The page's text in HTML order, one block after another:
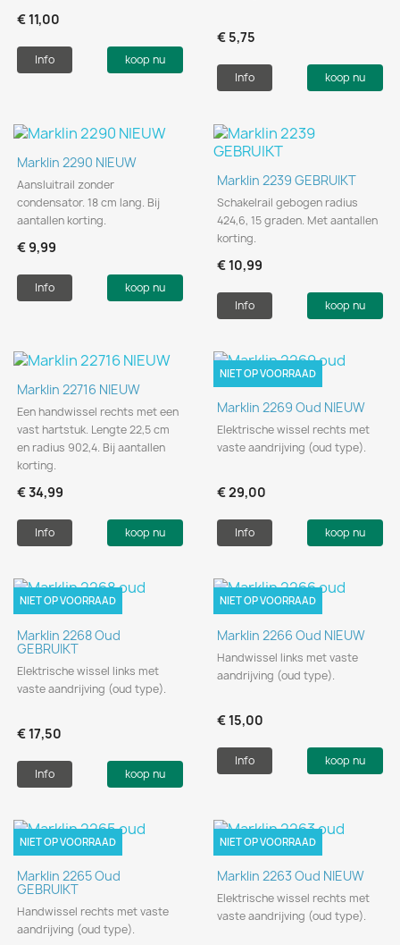
€ 11,00
Info koop nu
€ 5,75
Info koop nu
Marklin 2290 NIEUW
Aansluitrail zonder
condensator. 18 cm lang. Bij
aantallen korting.
€ 9,99
Info koop nu
Marklin 2239 GEBRUIKT
Schakelrail gebogen radius
424,6, 15 graden. Met aantallen
korting.
€ 10,99
Info koop nu
Marklin 22716 NIEUW
Een handwissel rechts met een
vast hartstuk. Lengte 22,5 cm
en radius 902,4. Bij aantallen
korting.
€ 34,99
Info koop nu
Marklin 2269 Oud NIEUW
Elektrische wissel rechts met
vaste aandrijving (oud type).
€ 29,00
Info koop nu
NIET OP VOORRAAD
Marklin 2268 Oud
GEBRUIKT
Elektrische wissel links met
vaste aandrijving (oud type).
€ 17,50
Info koop nu
NIET OP VOORRAAD
Marklin 2266 Oud NIEUW
Handwissel links met vaste
aandrijving (oud type).
€ 15,00
Info koop nu
NIET OP VOORRAAD
Marklin 2265 Oud
GEBRUIKT
Handwissel rechts met vaste
aandrijving (oud type).
NIET OP VOORRAAD
Marklin 2263 Oud NIEUW
Elektrische wissel rechts met
vaste aandrijving (oud type).
NIET OP VOORRAAD